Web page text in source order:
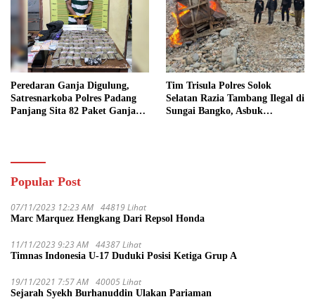
Peredaran Ganja Digulung,
Satresnarkoba Polres Padang
Panjang Sita 82 Paket Ganja
Tim Trisula Polres Solok
Selatan Razia Tambang Ilegal di
Sungai Bangko, Asbuk
Popular Post
07/11/2023 12:23 AM 44819 Lihat
Marc Marquez Hengkang Dari Repsol Honda
11/11/2023 9:23 AM 44387 Lihat
Timnas Indonesia U-17 Duduki Posisi Ketiga Grup A
19/11/2021 7:57 AM 40005 Lihat
Sejarah Syekh Burhanuddin Ulakan Pariaman